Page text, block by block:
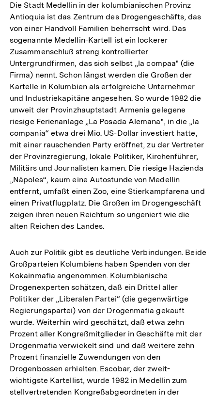
Die Stadt Medellin in der kolumbianischen Provinz
Antioquia ist das Zentrum des Drogengeschäfts, das
von einer Handvoll Familien beherrscht wird. Das
sogenannte Medellin-Kartell ist ein lockerer
Zusammenschluß streng kontrollierter
Untergrundfirmen, das sich selbst „la compaa" (die
Firma) nennt. Schon längst werden die Großen der
Kartelle in Kolumbien als erfolgreiche Unternehmer
und Industriekapitäne angesehen. So wurde 1982 die
unweit der Provinzhauptstadt Armenia gelegene
riesige Ferienanlage „La Posada Alemana", in die „la
compania“ etwa drei Mio. US-Dollar investiert hatte,
mit einer rauschenden Party eröffnet, zu der Vertreter
der Provinzregierung, lokale Politiker, Kirchenführer,
Militärs und Journalisten kamen. Die riesige Hazienda
„Näpoles“, kaum eine Autostunde von Medellin
entfernt, umfaßt einen Zoo, eine Stierkampfarena und
einen Privatflugplatz. Die Großen im Drogengeschäft
zeigen ihren neuen Reichtum so ungeniert wie die
alten Reichen des Landes.
Auch zur Politik gibt es deutliche Verbindungen. Beide
Großparteien Kolumbiens haben Spenden von der
Kokainmafia angenommen. Kolumbianische
Drogenexperten schätzen, daß ein Drittel aller
Politiker der „Liberalen Partei“ (die gegenwärtige
Regierungspartei) von der Drogenmafia gekauft
wurde. Weiterhin wird geschätzt, daß etwa zehn
Prozent aller Kongreßmitglieder in Geschäfte mit der
Drogenmafia verwickelt sind und daß weitere zehn
Prozent finanzielle Zuwendungen von den
Drogenbossen erhielten. Escobar, der zweit-
wichtigste Kartellist, wurde 1982 in Medellin zum
stellvertretenden Kongreßabgeordneten in der